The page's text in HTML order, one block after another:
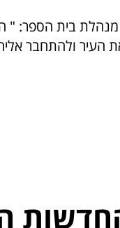
בית הספר: "
העיר ולהתחבר